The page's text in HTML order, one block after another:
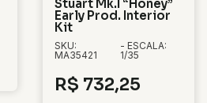
Stuart Mk.I “Honey”
Early Prod. Interior
Kit
SKU:
MA35421
- ESCALA:
1/35
R$ 732,25